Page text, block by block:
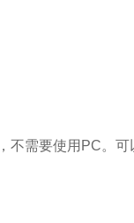
需要使用PC。可